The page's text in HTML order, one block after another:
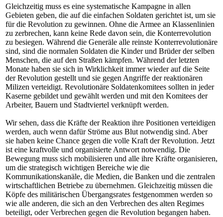
Gleichzeitig muss es eine systematische Kampagne in allen
Gebieten geben, die auf die einfachen Soldaten gerichtet ist, um sie
für die Revolution zu gewinnen. Ohne die Armee an Klassenlinien
zu zerbrechen, kann keine Rede davon sein, die Konterrevolution
zu besiegen. Während die Generäle alle reinste Konterrevolutionäre
sind, sind die normalen Soldaten die Kinder und Brüder der selben
Menschen, die auf den Straßen kämpfen. Während der letzten
Monate haben sie sich in Wirklichkeit immer wieder auf die Seite
der Revolution gestellt und sie gegen Angriffe der reaktionären
Milizen verteidigt. Revolutionäre Soldatenkomitees sollten in jeder
Kaserne gebildet und gewählt werden und mit den Komitees der
Arbeiter, Bauern und Stadtviertel verknüpft werden.
Wir sehen, dass die Kräfte der Reaktion ihre Positionen verteidigen
werden, auch wenn dafür Ströme aus Blut notwendig sind. Aber
sie haben keine Chance gegen die volle Kraft der Revolution. Jetzt
ist eine kraftvolle und organisierte Antwort notwendig. Die
Bewegung muss sich mobilisieren und alle ihre Kräfte organisieren,
um die strategisch wichtigen Bereiche wie die
Kommunikationskanäle, die Medien, die Banken und die zentralen
wirtschaftlichen Betriebe zu übernehmen. Gleichzeitig müssen die
Köpfe des militärischen Übergangsrates festgenommen werden so
wie alle anderen, die sich an den Verbrechen des alten Regimes
beteiligt, oder Verbrechen gegen die Revolution begangen haben.